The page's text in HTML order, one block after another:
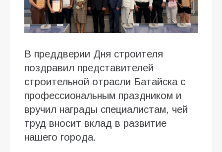
В преддверии Дня строителя
поздравил представителей
строительной отрасли Батайска с
профессиональным праздником и
вручил награды специалистам, чей
труд вносит вклад в развитие
нашего города.